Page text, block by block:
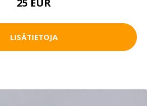
LISÄTIETOJA